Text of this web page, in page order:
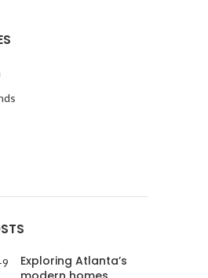
Exploring Atlanta’s